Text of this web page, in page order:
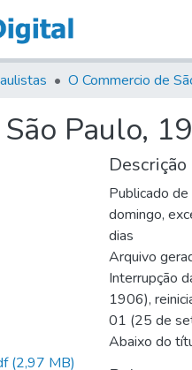
O Commercio de
Paulo,
(2,97 MB)
Descrição
Publicado
domingo,
dias
Arquivo
Interrupção
1906),
01 (25 de
Abaixo do